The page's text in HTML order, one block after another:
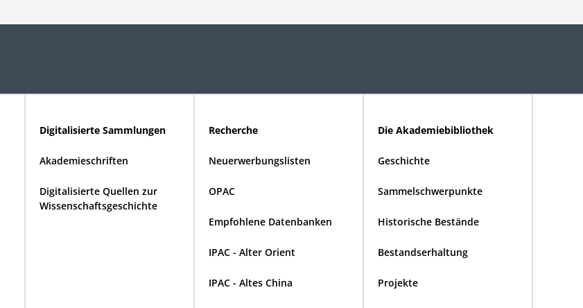
Digitalisierte Sammlungen
Akademieschriften
Digitalisierte Quellen zur
Wissenschaftsgeschichte
Recherche
Neuerwerbungslisten
OPAC
Empfohlene Datenbanken
IPAC - Alter Orient
IPAC - Altes China
Die Akademiebibliothek
Geschichte
Sammelschwerpunkte
Historische Bestände
Bestandserhaltung
Projekte